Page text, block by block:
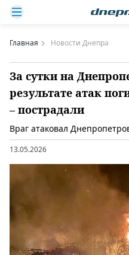
Главная Новости Днепра
За сутки на
результате атак
– пострадали
Враг атаковал
13.05.2026